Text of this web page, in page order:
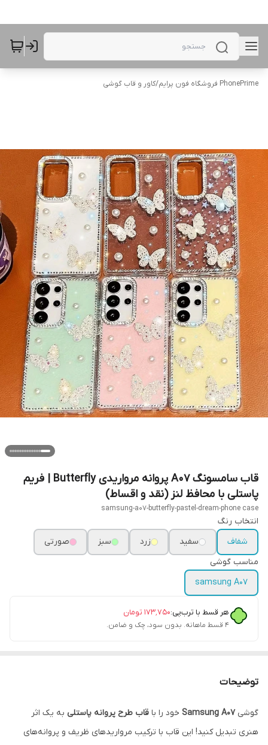
PhonePrime فروشگاه فون پرایم /کاور و قاب گوشی
قاب سامسونگ A07 پروانه مرواریدی Butterfly | فریم
پاستلی با محافظ لنز (نقد و اقساط)
samsung-a07-butterfly-pastel-dream-phone case
انتخاب رنگ
شفاف
سفید زرد سبز
صورتی
مناسب گوشی
samsung A07
هر قسط با ترب‌پی:۱۷۳٬۷۵۰ تومان
۴ قسط ماهانه. بدون سود، چک و ضامن.
توضیحات
گوشیSamsung A07 خود را با قاب طرح پروانه پاستلی به یک اثر
هنری تبدیل کنید! این قاب با ترکیب مرواریدهای ظریف و پروانه‌های